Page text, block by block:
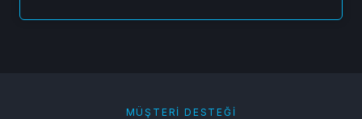
MÜŞTERI DESTEĞI